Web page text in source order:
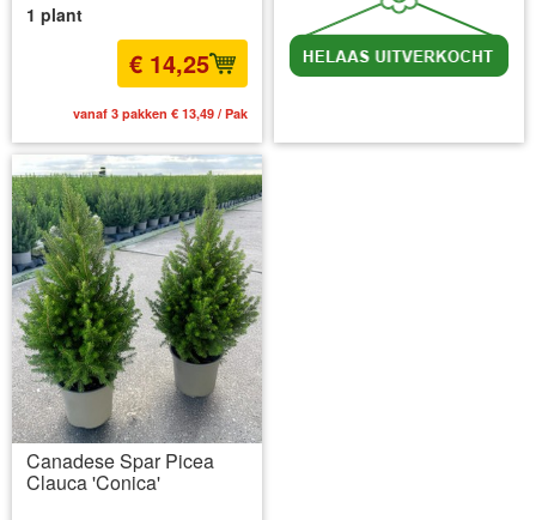
1 plant
€ 14,25
vanaf 3 pakken € 13,49 / Pak
Canadese Spar Picea
Clauca 'Conica'